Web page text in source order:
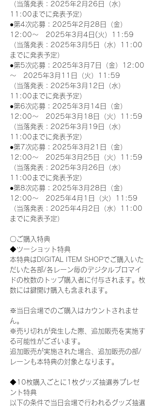
（当落発表：2025年2月26日（水）
11:00までに発表予定）
●第4次応募：2025年2月28日（金）
12:00～　2025年3月4日(火）11:59
（当落発表：2025年3月5日（水）11:00
までに発表予定）
●第5次応募：2025年3月7日（金）12:00
～　2025年3月11日（火）11:59
（当落発表：2025年3月12日（水）
11:00までに発表予定）
●第6次応募：2025年3月14日（金）
12:00～　2025年3月18日（火）11:59
（当落発表：2025年3月19日（水）
11:00までに発表予定）
●第7次応募：2025年3月21日（金）
12:00～　2025年3月25日（火）11:59
（当落発表：2025年3月26日（水）
11:00までに発表予定）
●第8次応募：2025年3月28日（金）
12:00～　2025年4月1日（火）11:59
（当落発表：2025年4月2日（水）11:00
までに発表予定）
〇ご購入特典
◆ツーショット特典
本特典はDIGITAL ITEM SHOPでご購入いた
だいた各部/各レーン毎のデジタルブロマイ
ドの枚数のトップ購入者に付与されます。枚
数には鍵開け購入も含まれます。
※当日会場でのご購入はカウントされませ
ん。
※売り切れが発生した際、追加販売を実施す
る可能性がございます。
追加販売が実施された場合、追加販売の部/
レーンも本特典の対象となります。
◆10枚購入ごとに1枚グッズ抽選券プレゼ
ント特典
以下の条件で当日会場で行われるグッズ抽選